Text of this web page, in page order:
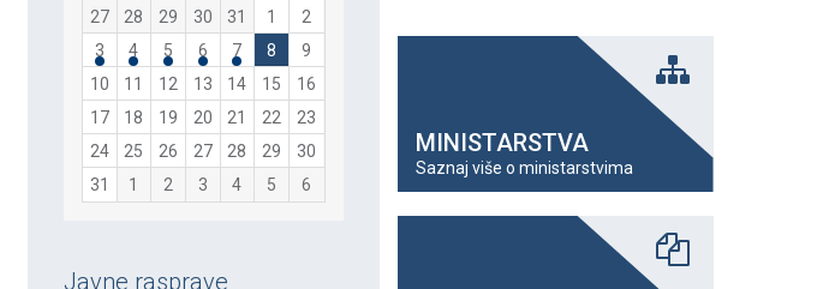
27 28 29 30 31 1
2
3
4 5 6 7 8
9
10
11 12 13 14 15
16
17
18 19 20 21 22
23
24
25 26 27 28 29
30
31
1 2 3 4 5 6
Javne rasprave
MINISTARSTVA
Saznaj više o ministarstvima